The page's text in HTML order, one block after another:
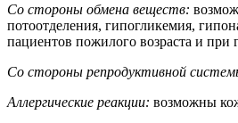
Со стороны обмена веществ:
потоотделения, гипогликемия,
пациентов пожилого возраста и при
Со стороны репродуктивной
Аллергические реакции: возможны